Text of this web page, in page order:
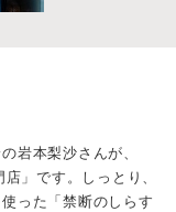
岩本梨沙さんが、
」です。しっとり、
った「禁断のしらす